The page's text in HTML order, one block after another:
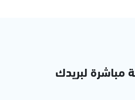
مباشرة لبريدك